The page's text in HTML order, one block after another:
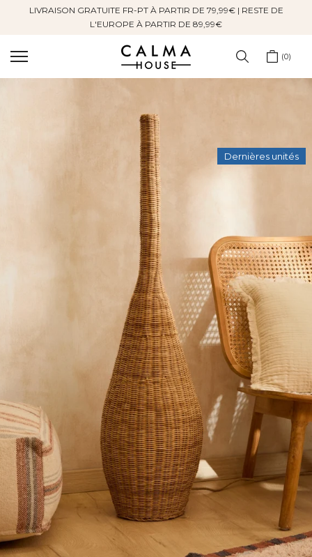
SauterLIVRAISON GRATUITE FR-PT À PARTIR DE 79,99€ | RESTE DE
L'EUROPE À PARTIR DE 89,99€
0
Dernières unités